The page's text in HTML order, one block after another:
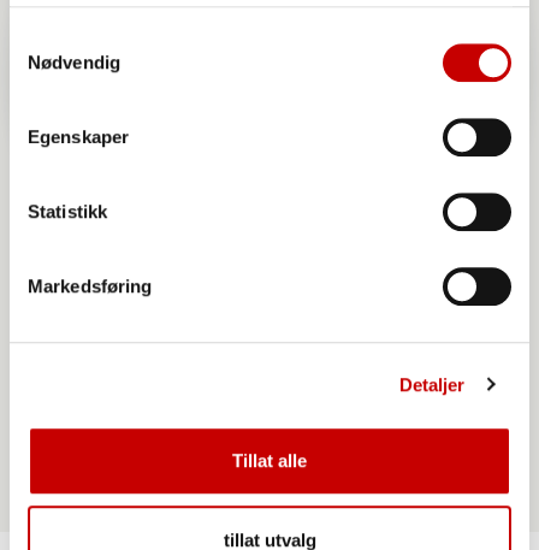
Nødvendig
Egenskaper
Statistikk
Markedsføring
Detaljer
Tillat alle
tillat utvalg